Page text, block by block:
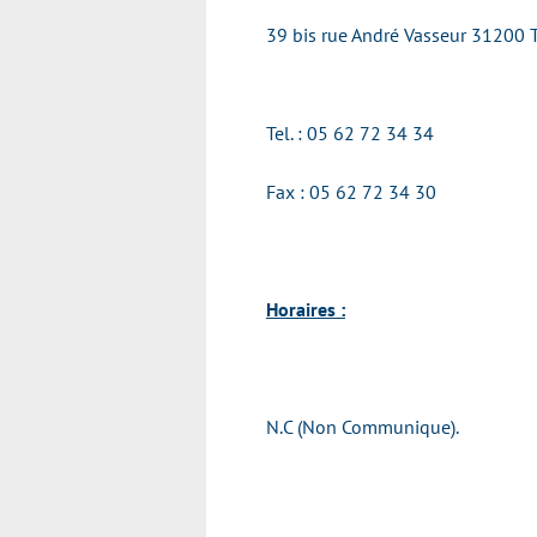
39 bis rue André Vasseur 31200
Tel. : 05 62 72 34 34
Fax : 05 62 72 34 30
Horaires :
N.C (Non Communique).